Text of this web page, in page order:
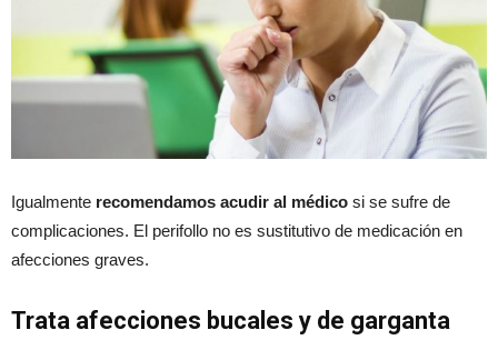
Igualmente recomendamos acudir al médico si se sufre de
complicaciones. El perifollo no es sustitutivo de medicación en
afecciones graves.
Trata afecciones bucales y de garganta